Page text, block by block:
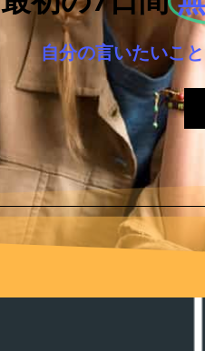
自分の言いたいこ